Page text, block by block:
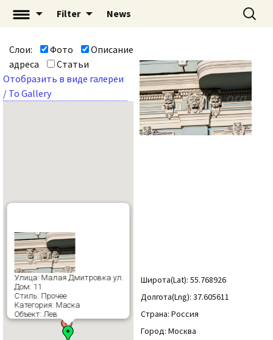
«Mascaron: Незримый
город» | mascaron.org
Filter News Найти:
Слои: Фото
Описание
адреса
Статьи
Отобразить в виде галереи
/ To Gallery
Улица: Малая Дмитровка ул.
Дом: 11
Стиль: Прочее
Категория: Маска
Объект: Лев
Широта(Lat): 55.768926
Долгота(Lng): 37.605611
Страна: Россия
Город: Москва